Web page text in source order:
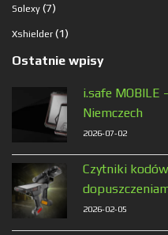
Solexy 77
produktów
Xshielder 11
produkt
Ostatnie wpisy
i.safe MOBILE
Niemczech
2026-07-02
Czytniki
2026-02-05